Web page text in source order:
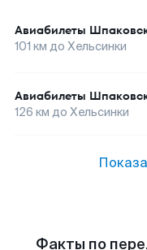
Авиабилеты
101 км до Хельсинки
Авиабилеты
126 км до Хельсинки
Факты по